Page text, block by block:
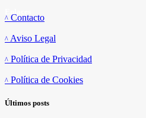
Contacto
Aviso Legal
Política de Privacidad
Política de Cookies
Últimos posts